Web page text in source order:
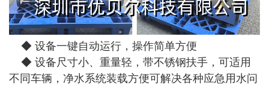
◆ 设备一键自动运行，操作简单方便
◆ 设备尺寸小、重量轻，带不锈钢扶手，可适用
不同车辆，净水系统装载方便可解决各种应急用水问